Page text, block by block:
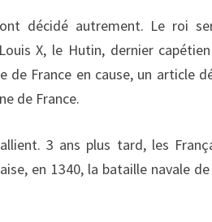
décidé autrement. Le roi
X, le Hutin, dernier
de France en cause, un article
de France.
3 ans plus tard, les
en 1340, la bataille navale de